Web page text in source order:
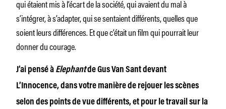
qui étaient mis à l’écart de la société, qui avaient du mal à
s’intégrer, à s’adapter, qui se sentaient différents, quelles que
soient leurs différences. Et que c’était un film qui pourrait leur
donner du courage.
J’ai pensé à Elephantde Gus Van Sant devant
L’Innocence, dans votre manière de rejouer les scènes
selon des points de vue différents, et pour le travail sur la